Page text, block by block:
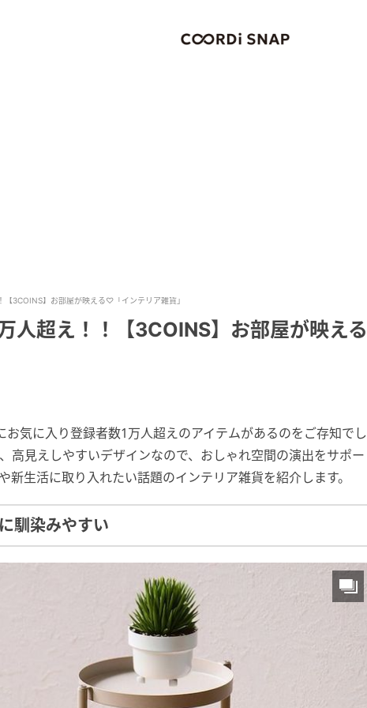
【3COINS】お部屋が映える♡「インテリア雑貨」
人超え！！【3COINS】お部屋が映える
お気に入り登録者数1万人超えのアイテムがあるのをご存知でし
高見えしやすいデザインなので、おしゃれ空間の演出をサポー
新生活に取り入れたい話題のインテリア雑貨を紹介します。
馴染みやすい